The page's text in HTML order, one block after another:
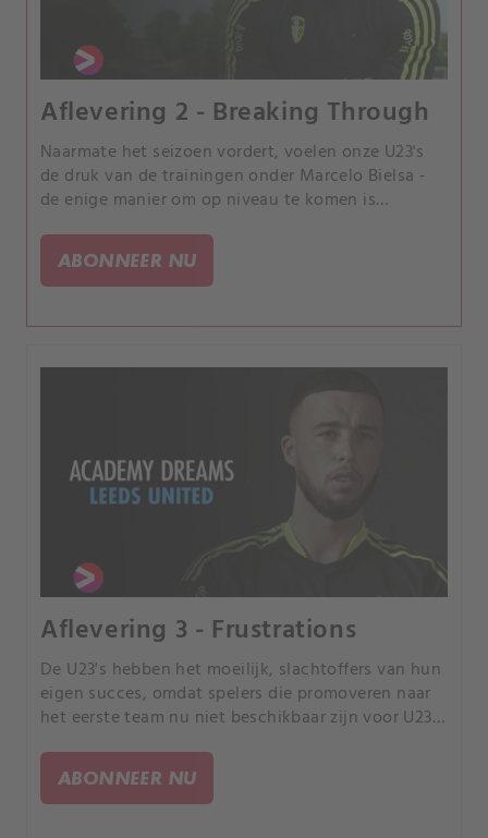
Aflevering 2 - Breaking Through
Naarmate het seizoen vordert, voelen onze U23's
de druk van de trainingen onder Marcelo Bielsa -
de enige manier om op niveau te komen is
ABONNEER NU
Aflevering 3 - Frustrations
De U23's hebben het moeilijk, slachtoffers van hun
eigen succes, omdat spelers die promoveren naar
het eerste team nu niet beschikbaar zijn voor U23-
ABONNEER NU